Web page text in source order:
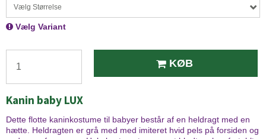
Vælg Størrelse
Vælg Variant
KØB
Kanin baby LUX
Dette flotte kaninkostume til babyer består af en heldragt med en
hætte. Heldragten er grå med med imiteret hvid pels på forsiden og